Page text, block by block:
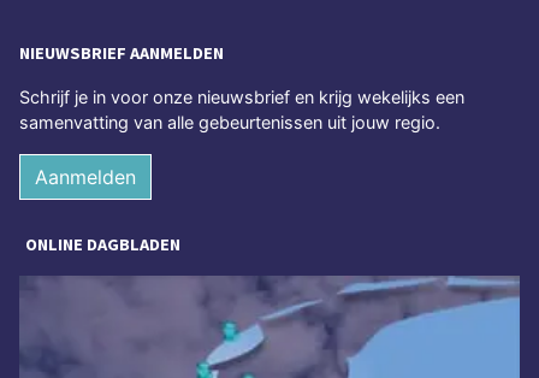
NIEUWSBRIEF AANMELDEN
Schrijf je in voor onze nieuwsbrief en krijg wekelijks een
samenvatting van alle gebeurtenissen uit jouw regio.
Aanmelden
ONLINE DAGBLADEN